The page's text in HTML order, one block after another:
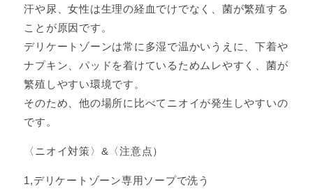
汗や尿、女性は生理の経血でけでなく、菌が繁殖する
ことが原因です。
デリケートゾーンは常に多湿で温かいうえに、下着や
ナプキン、パッドを着けているためムレやすく、菌が
繁殖しやすい環境です。
そのため、他の場所に比べてニオイが発生しやすいの
です。
〈ニオイ対策〉&〈注意点）
1,デリケートゾーン専用ソープで洗う